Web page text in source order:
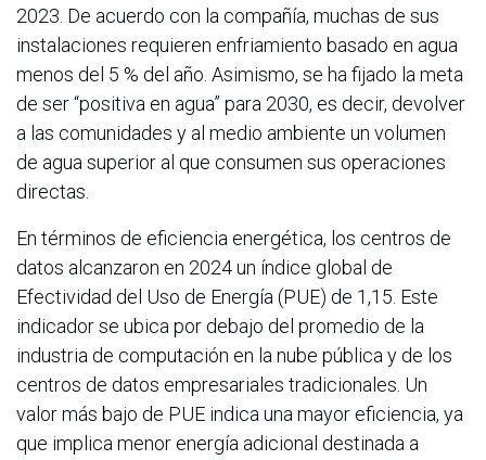
2023. De acuerdo con la compañía, muchas de sus
instalaciones requieren enfriamiento basado en agua
menos del 5 % del año. Asimismo, se ha fijado la meta
de ser “positiva en agua” para 2030, es decir, devolver
a las comunidades y al medio ambiente un volumen
de agua superior al que consumen sus operaciones
directas.
En términos de eficiencia energética, los centros de
datos alcanzaron en 2024 un índice global de
Efectividad del Uso de Energía (PUE) de 1,15. Este
indicador se ubica por debajo del promedio de la
industria de computación en la nube pública y de los
centros de datos empresariales tradicionales. Un
valor más bajo de PUE indica una mayor eficiencia, ya
que implica menor energía adicional destinada a